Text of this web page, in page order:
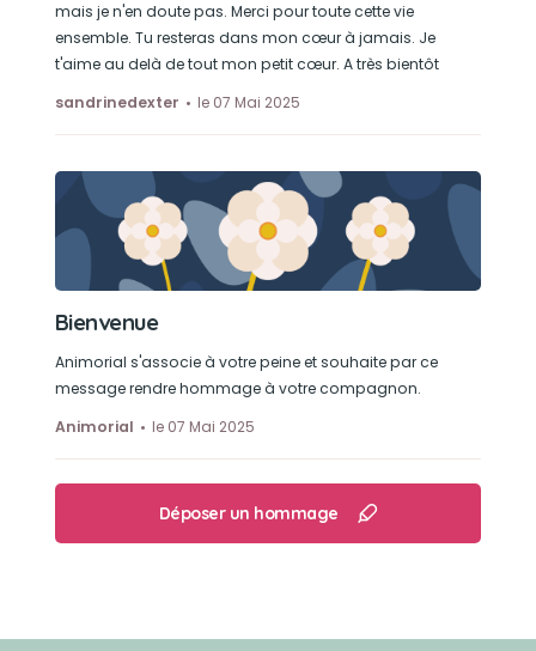
mais je n'en doute pas. Merci pour toute cette vie
ensemble. Tu resteras dans mon cœur à jamais. Je
t'aime au delà de tout mon petit cœur. A très bientôt
sandrinedexter
le 07 Mai 2025
Bienvenue
Animorial s'associe à votre peine et souhaite par ce
message rendre hommage à votre compagnon.
Animorial
le 07 Mai 2025
Déposer un hommage